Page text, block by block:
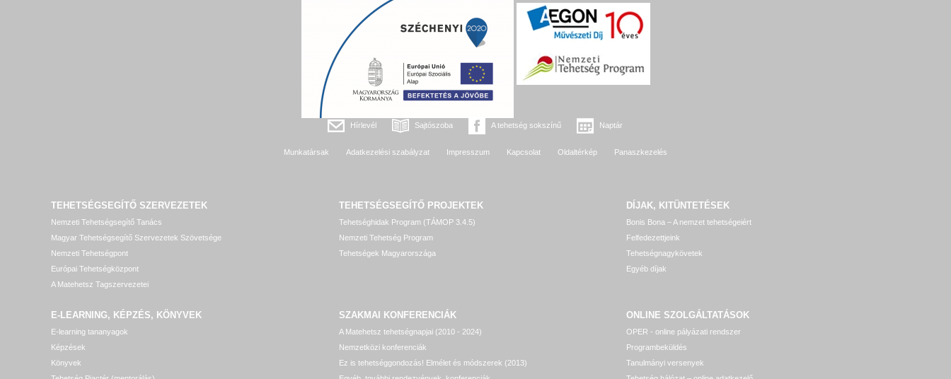
Hírlevél Sajtószoba A tehetség sokszínű Naptár
Munkatársak Adatkezelési szabályzat Impresszum Kapcsolat Oldaltérkép Panaszkezelés
TEHETSÉGSEGÍTŐ SZERVEZETEK
Nemzeti Tehetségsegítő Tanács
Magyar Tehetségsegítő Szervezetek Szövetsége
Nemzeti Tehetségpont
Európai Tehetségközpont
A Matehetsz Tagszervezetei
TEHETSÉGSEGÍTŐ PROJEKTEK
Tehetséghidak Program (TÁMOP 3.4.5)
Nemzeti Tehetség Program
Tehetségek Magyarországa
DÍJAK, KITÜNTETÉSEK
Bonis Bona – A nemzet tehetségeiért
Felfedezettjeink
Tehetségnagykövetek
Egyéb díjak
E-LEARNING, KÉPZÉS, KÖNYVEK
E-learning tananyagok
Képzések
Könyvek
SZAKMAI KONFERENCIÁK
A Matehetsz tehetségnapjai (2010 - 2024)
Nemzetközi konferenciák
Ez is tehetséggondozás! Elmélet és módszerek (2013)
ONLINE SZOLGÁLTATÁSOK
OPER - online pályázati rendszer
Programbeküldés
Tanulmányi versenyek